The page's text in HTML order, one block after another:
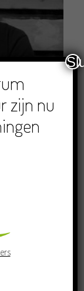
zijn nu